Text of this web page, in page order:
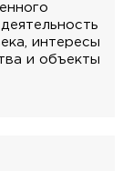
интересы
и объекты